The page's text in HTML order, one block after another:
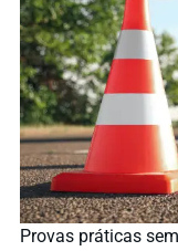
Provas práticas